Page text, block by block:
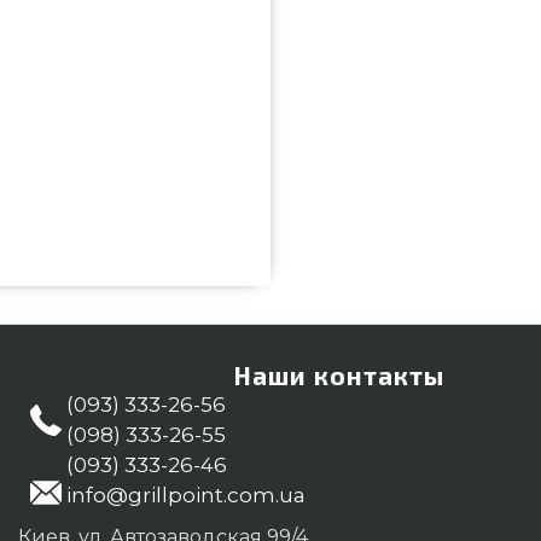
Вазоны и горшки для цветов
по номеру (044) 334-
Наши контакты
(093) 333-26-56
(098) 333-26-55
(093) 333-26-46
info@grillpoint.com.ua